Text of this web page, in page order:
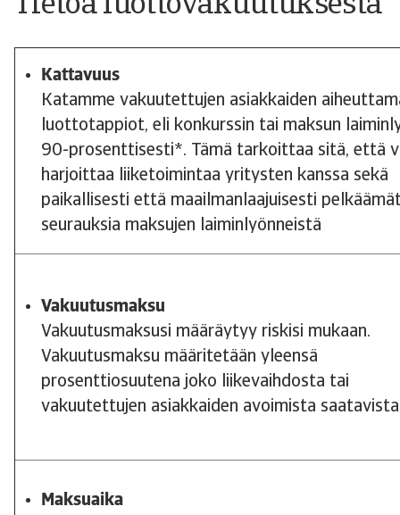
Kattavuus
Katamme vakuutettujen asiakkaiden
luottotappiot, eli konkurssin tai maksun
90-prosenttisesti*. Tämä tarkoittaa sitä, että
harjoittaa liiketoimintaa yritysten kanssa sekä
paikallisesti että maailmanlaajuisesti
seurauksia maksujen laiminlyönneistä
Vakuutusmaksu
Vakuutusmaksusi määräytyy riskisi mukaan.
Vakuutusmaksu määritetään yleensä
prosenttiosuutena joko liikevaihdosta tai
vakuutettujen asiakkaiden avoimista
Maksuaika